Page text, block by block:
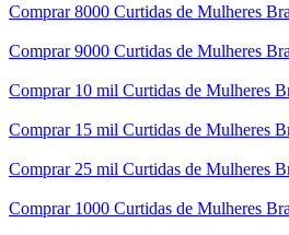
Comprar 8000 Curtidas de Mulheres
Comprar 9000 Curtidas de Mulheres
Comprar 10 mil Curtidas de Mulheres
Comprar 15 mil Curtidas de Mulheres
Comprar 25 mil Curtidas de Mulheres
Comprar 1000 Curtidas de Mulheres